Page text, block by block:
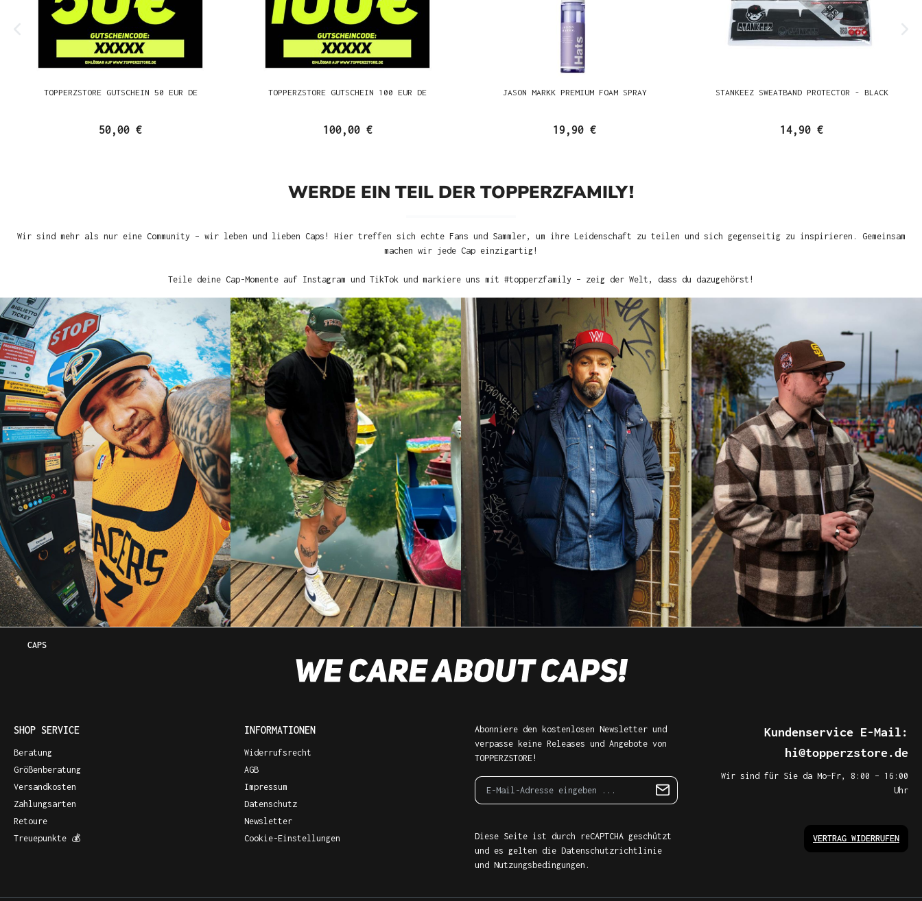
TOPPERZSTORE GUTSCHEIN 50 EUR DE
50,00 €
TOPPERZSTORE GUTSCHEIN 100 EUR DE
100,00 €
JASON MARKK PREMIUM FOAM SPRAY
19,90 €
STANKEEZ SWEATBAND PROTECTOR - BLACK
14,90 €
WERDE EIN TEIL DER TOPPERZFAMILY!
Wir sind mehr als nur eine Community – wir leben und lieben Caps! Hier treffen sich echte Fans und Sammler, um ihre Leidenschaft zu teilen und sich gegenseitig zu inspirieren. Gemeinsam
machen wir jede Cap einzigartig!
Teile deine Cap-Momente auf Instagram und TikTok und markiere uns mit #topperzfamily – zeig der Welt, dass du dazugehörst!
CAPS
SHOP SERVICE
Beratung
Größenberatung
Versandkosten
Zahlungsarten
Retoure
Treuepunkte 💰
INFORMATIONEN
Widerrufsrecht
AGB
Impressum
Datenschutz
Newsletter
Cookie-Einstellungen
Abonniere den kostenlosen Newsletter und
verpasse keine Releases und Angebote von
TOPPERZSTORE!
Diese Seite ist durch reCAPTCHA geschützt
und es gelten die Datenschutzrichtlinie
und Nutzungsbedingungen .
Kundenservice E-Mail:
hi@topperzstore.de
Wir sind für Sie da Mo–Fr, 8:00 – 16:00
Uhr
VERTRAG WIDERRUFEN